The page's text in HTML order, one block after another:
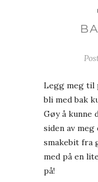
Legg meg til
bli med bak
Gøy å kunne
siden av
smakebit fra
med på en
på!